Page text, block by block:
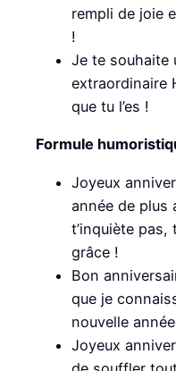
rempli de joie
!
Je te souhaite
extraordinaire
que tu l’es !
Formule
Joyeux
année de plus
t’inquiète
grâce !
Bon
que je
nouvelle
Joyeux